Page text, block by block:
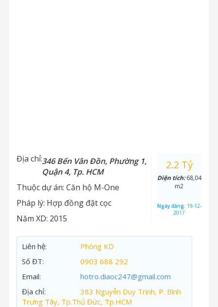
Địa chỉ:346 Bến Vân Đồn, Phường 1,
Quận 4, Tp. HCM
Thuộc dự án: Căn hộ M-One
Pháp lý: Hợp đồng đặt cọc
Năm XD: 2015
2.2 Tỷ
Diện tích:68,04
m2
Ngày đăng: 19-12-
2017
Liên hệ:
Phòng KD
Số ĐT:
0903 688 292
Email:
hotro.diaoc247@gmail.com
Địa chỉ:
383 Nguyễn Duy Trinh, P. Bình
Trưng Tây, Tp.Thủ Đức, Tp.HCM